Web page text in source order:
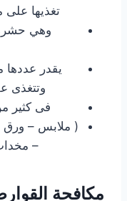
تغذيها على
وهي
وتتغذى
فى كثير
( ملابس – ورق
–
مكافحة